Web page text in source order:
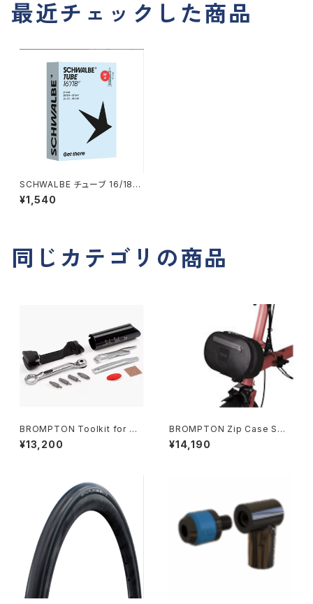
最近チェックした商品
SCHWALBE チューブ 16/18イ
ンチ 仏式40mm 16/18インチ
28/37ー349
¥1,540
同じカテゴリの商品
BROMPTON Toolkit for C
Line
¥13,200
BROMPTON Zip Case Sma
ll Black
¥14,190